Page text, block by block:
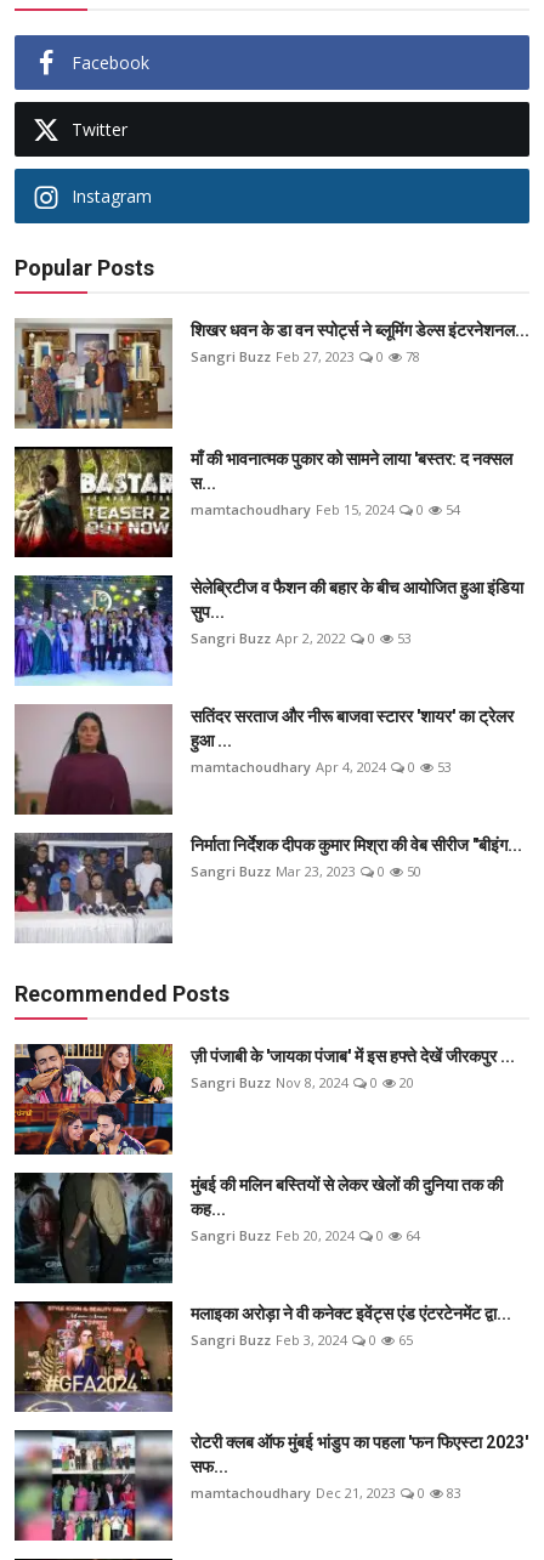
Facebook
Twitter
Instagram
Popular Posts
शिखर धवन के डा वन स्पोर्ट्स ने ब्लूमिंग डेल्स इंटरनेशनल...
Sangri Buzz Feb 27, 2023 0 78
माँ की भावनात्मक पुकार को सामने लाया 'बस्तर: द नक्सल
स...
mamtachoudhary Feb 15, 2024 0 54
सेलेब्रिटीज व फैशन की बहार के बीच आयोजित हुआ इंडिया
सुप...
Sangri Buzz Apr 2, 2022 0 53
सतिंदर सरताज और नीरू बाजवा स्टारर 'शायर' का ट्रेलर
हुआ ...
mamtachoudhary Apr 4, 2024 0 53
निर्माता निर्देशक दीपक कुमार मिश्रा की वेब सीरीज "बीइंग...
Sangri Buzz Mar 23, 2023 0 50
Recommended Posts
ज़ी पंजाबी के 'जायका पंजाब' में इस हफ्ते देखें जीरकपुर ...
Sangri Buzz Nov 8, 2024 0 20
मुंबई की मलिन बस्तियों से लेकर खेलों की दुनिया तक की
कह...
Sangri Buzz Feb 20, 2024 0 64
मलाइका अरोड़ा ने वी कनेक्ट इवेंट्स एंड एंटरटेनमेंट द्वा...
Sangri Buzz Feb 3, 2024 0 65
रोटरी क्लब ऑफ मुंबई भांडुप का पहला 'फन फिएस्टा 2023'
सफ...
mamtachoudhary Dec 21, 2023 0 83